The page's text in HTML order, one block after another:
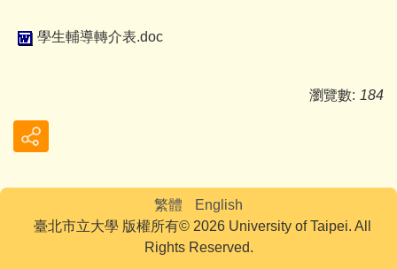
學生輔導轉介表.doc
瀏覽數: 184
繁體
English
臺北市立大學 版權所有© 2026 University of Taipei. All
Rights Reserved.